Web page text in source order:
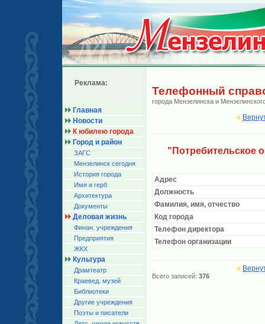
Реклама:
Главная
Новости
К юбилею города
Город и район
ЗАГС
Мензелинск сегодня
История города
Имя и герб
Архитектура
Документы
Деловая жизнь
Финан. учреждения
Предприятия
ЖКХ
Культура
Драмтеатр
Краевед. музей
Библиотеки
Другие учреждения
Поэты и писатели
Телефонный
города Мензелинска и
"Потребительское
Адрес
Должность
Фамилия, имя, отчество
Код города
Телефон директора
Телефон организации
Всего записей: 376